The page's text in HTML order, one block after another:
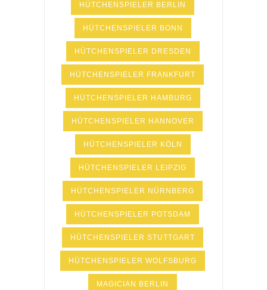
HÜTCHENSPIELER BERLIN
HÜTCHENSPIELER BONN
HÜTCHENSPIELER DRESDEN
HÜTCHENSPIELER FRANKFURT
HÜTCHENSPIELER HAMBURG
HÜTCHENSPIELER HANNOVER
HÜTCHENSPIELER KÖLN
HÜTCHENSPIELER LEIPZIG
HÜTCHENSPIELER NÜRNBERG
HÜTCHENSPIELER POTSDAM
HÜTCHENSPIELER STUTTGART
HÜTCHENSPIELER WOLFSBURG
MAGICIAN BERLIN